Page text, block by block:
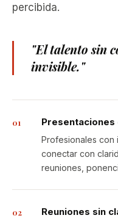
percibida.
"El talento sin
invisible."
01 Presentaciones
Profesionales con
conectar con
reuniones,
02
Reuniones sin